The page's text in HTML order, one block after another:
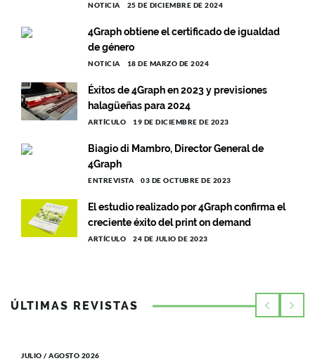
NOTICIA 25 DE DICIEMBRE DE 2024
4Graph obtiene el certificado de igualdad
de género
NOTICIA 18 DE MARZO DE 2024
Éxitos de 4Graph en 2023 y previsiones
halagüeñas para 2024
ARTÍCULO 19 DE DICIEMBRE DE 2023
Biagio di Mambro, Director General de
4Graph
ENTREVISTA 03 DE OCTUBRE DE 2023
El estudio realizado por 4Graph confirma el
creciente éxito del print on demand
ARTÍCULO 24 DE JULIO DE 2023
ÚLTIMAS REVISTAS
JULIO / AGOSTO 2026